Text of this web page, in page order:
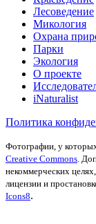
Лесоведение
Микология
Охрана
Парки
Экология
О проекте
iNaturalist
Политика
Фотографии, у
Creative Commons .
некоммерческих
лицензии и
Icons8.